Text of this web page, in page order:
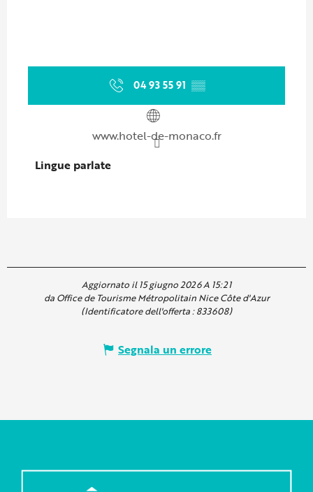
04 93 55 91 ▒▒
www.hotel-de-monaco.fr
Lingue parlate
Lingue parlate
Aggiornato il 15 giugno 2026 A 15:21
da Office de Tourisme Métropolitain Nice Côte d'Azur
(Identificatore dell'offerta :833608)
Segnala un errore